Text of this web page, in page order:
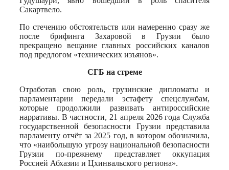
Сакартвело.
По стечению обстоятельств или намеренно сразу же
после брифинга Захаровой в Грузии было
прекращено вещание главных российских каналов
под предлогом «технических изъянов».
СГБ на стреме
Отработав свою роль, грузинские дипломаты и
парламентарии передали эстафету спецслужбам,
которые продолжили развивать антироссийские
нарративы. В частности, 21 апреля 2026 года Служба
государственной безопасности Грузии представила
парламенту отчёт за 2025 год, в котором обозначила,
что «наибольшую угрозу национальной безопасности
Грузии по-прежнему представляет оккупация
Россией Абхазии и Цхинвальского региона».